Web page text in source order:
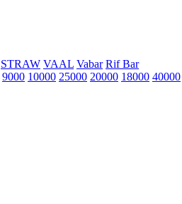
STRAW VAAL Vabar Rif Bar
9000 10000 25000 20000 18000 40000